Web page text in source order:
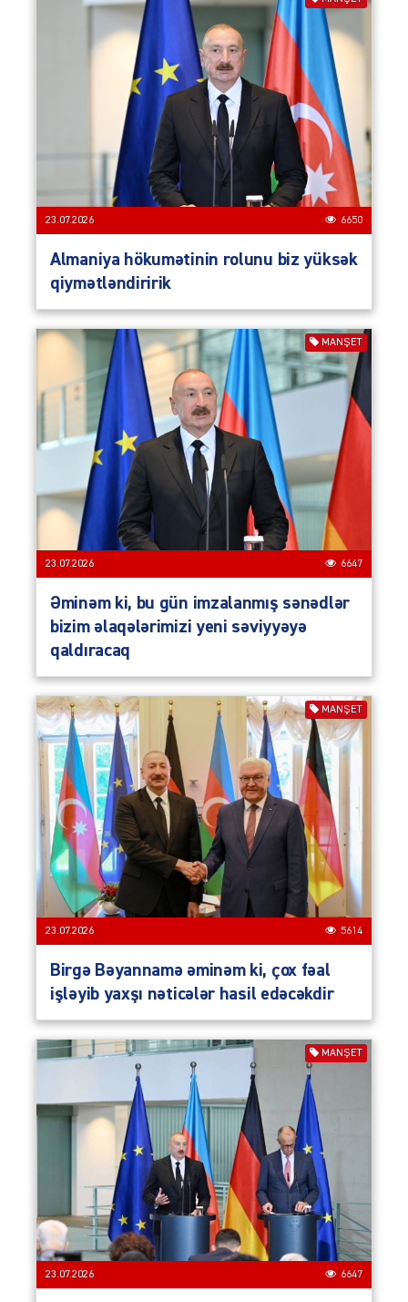
23.07.2026 6650
Almaniya hökumətinin rolunu biz yüksək
qiymətləndiririk
MANŞET
23.07.2026 6647
Əminəm ki, bu gün imzalanmış sənədlər
bizim əlaqələrimizi yeni səviyyəyə
qaldıracaq
MANŞET
23.07.2026 5614
Birgə Bəyannamə əminəm ki, çox fəal
işləyib yaxşı nəticələr hasil edəcəkdir
MANŞET
23.07.2026 6647